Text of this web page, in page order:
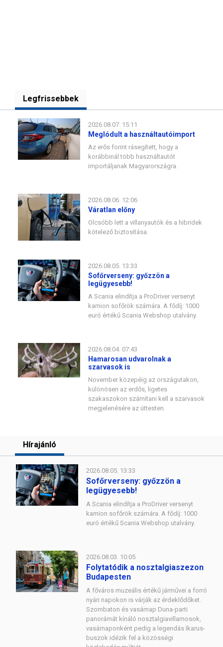
Legfrissebbek
2026.08.07. 15:11
Meglódult a használtautóimport
Az erős forint rásegített, hogy a
korábbinál több használtautót
importáljanak Magyarországra.
2026.08.06. 12:06
Váratlan előny
Olcsóbb lett a villanyautók és a hibridek
kötelező biztosítása.
2026.08.05. 13:33
Sofőrverseny: győzzön a
legügyesebb!
A Scania elindítja a ProDriver versenyt
kamion sofőrök számára. A fődíj: 1000
euró értékű Scania Webshop utalvány.
2026.08.04. 07:43
Hamarosan udvarolnak a
szarvasok is
November közepéig az országutakon,
különösen az erdős, ligetes
szakaszokon számítani kell a szarvasok
megjelenésére az úttesten.
Hírajánló
2026.08.05. 13:33
Sofőrverseny: győzzön a
legügyesebb!
A Scania elindítja a ProDriver versenyt
kamion sofőrök számára. A fődíj: 1000
euró értékű Scania Webshop utalvány.
2026.08.03. 10:05
Folytatódik a nosztalgiaszezon
Budapesten
A főváros muzeális értékű járművei a forró
nyári napokon is várják az érdeklődőket.
Szombaton és vasárnap Duna-parti
panorámát kínáló nosztalgiavillamosok,
vasárnaponként pedig a legendás Ikarus-
buszok idézik fel a közösségi